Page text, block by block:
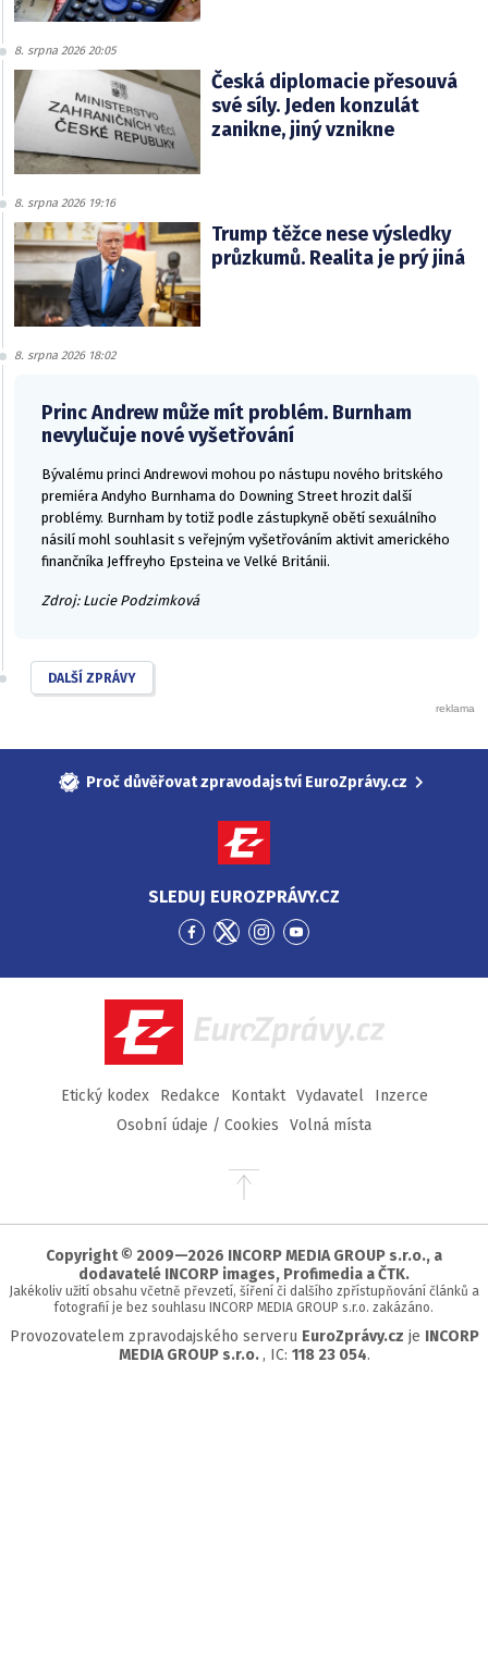
8. srpna 2026 20:05
Česká diplomacie přesouvá
své síly. Jeden konzulát
zanikne, jiný vznikne
8. srpna 2026 19:16
Trump těžce nese výsledky
průzkumů. Realita je prý jiná
8. srpna 2026 18:02
Princ Andrew může mít problém. Burnham
nevylučuje nové vyšetřování
Bývalému princi Andrewovi mohou po nástupu nového britského
premiéra Andyho Burnhama do Downing Street hrozit další
problémy. Burnham by totiž podle zástupkyně obětí sexuálního
násilí mohl souhlasit s veřejným vyšetřováním aktivit amerického
finančníka Jeffreyho Epsteina ve Velké Británii.
Zdroj: Lucie Podzimková
DALŠÍ ZPRÁVY
Proč důvěřovat zpravodajství EuroZprávy.cz
SLEDUJ EUROZPRÁVY.CZ
Přejít
Facebook
Přejít
Twitter
Přejít
Instagram
Přejít
YouTube
EuroZprávy.cz
Etický kodex Redakce Kontakt Vydavatel
Inzerce
Osobní údaje / Cookies
Volná místa
Přejít
stránky
Copyright © 2009—2026 INCORP MEDIA GROUP s.r.o., a
dodavatelé INCORP images, Profimedia a ČTK.
Jakékoliv užití obsahu včetně převzetí, šíření či dalšího zpřístupňování článků a
fotografií je bez souhlasu INCORP MEDIA GROUP s.r.o. zakázáno.
Provozovatelem zpravodajského serveru EuroZprávy.cz je INCORP
MEDIA GROUP s.r.o. , IC: 118 23 054.